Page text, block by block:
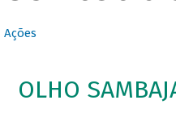
Ações
OLHO